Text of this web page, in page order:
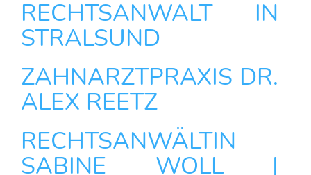
RECHTSANWALT IN
STRALSUND
ZAHNARZTPRAXIS DR.
ALEX REETZ
RECHTSANWÄLTIN
SABINE WOLL |